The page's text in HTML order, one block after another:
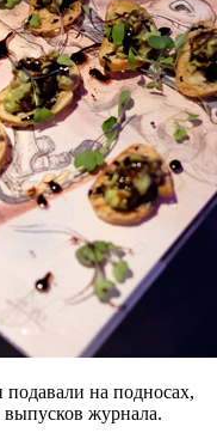
на подносах,
журнала.